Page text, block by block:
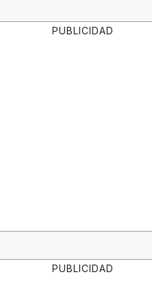
PUBLICIDAD
PUBLICIDAD